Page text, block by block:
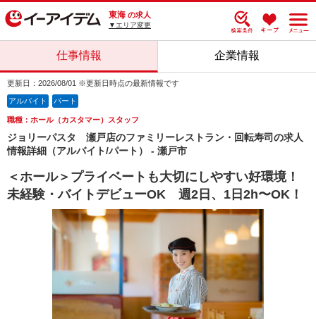
東海 の求人
▼エリア変更
仕事情報 企業情報
更新日：2026/08/01 ※更新日時点の最新情報です
アルバイト パート
職種：ホール（カスタマー）スタッフ
ジョリーパスタ 瀬戸店のファミリーレストラン・回転寿司の求人
情報詳細（アルバイト/パート） - 瀬戸市
＜ホール＞プライベートも大切にしやすい好環境！
未経験・バイトデビューOK 週2日、1日2h〜OK！